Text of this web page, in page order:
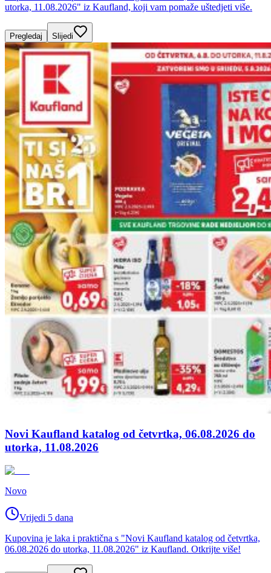
utorka, 11.08.2026" iz Kaufland, koji vam pomaže uštedjeti više.
Pregledaj Slijedi
Novi Kaufland katalog od četvrtka, 06.08.2026 do
utorka, 11.08.2026
Novo
Vrijedi 5 dana
Kupovina je laka i praktična s "Novi Kaufland katalog od četvrtka,
06.08.2026 do utorka, 11.08.2026" iz Kaufland. Otkrijte više!